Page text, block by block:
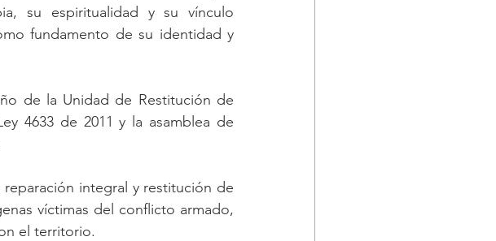
su espiritualidad y su vínculo
fundamento de su identidad y
de la Unidad de Restitución de
4633 de 2011 y la asamblea de
integral y restitución de
víctimas del conflicto armado,
el territorio.